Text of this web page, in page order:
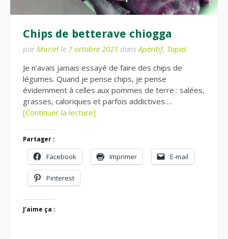
Chips de betterave chiogga
par Muriel le 7 octobre 2021 dans Apéritif, Tapas
Je n’avais jamais essayé de faire des chips de
légumes. Quand je pense chips, je pense
évidemment à celles aux pommes de terre : salées,
grasses, caloriques et parfois addictives….
[Continuer la lecture]
Partager :
Facebook Imprimer E-mail
Pinterest
J’aime ça :